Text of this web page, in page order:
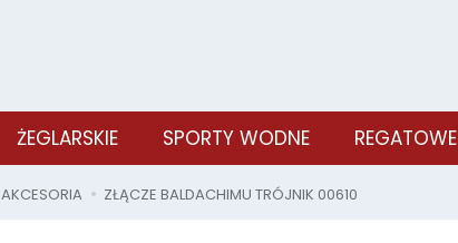
ŻEGLARSKIE SPORTY WODNE REGATOWE
AKCESORIA ZŁĄCZE BALDACHIMU TRÓJNIK 00610